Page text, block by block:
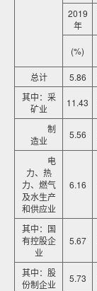
2019
年
(%)
总计 5.86
其中：采
矿业
11.43
制
造业
5.56
电
力、热
力、燃气
及水生产
和供应业
6.16
其中：国
有控股企
业
5.67
其中：股
份制企业
5.73